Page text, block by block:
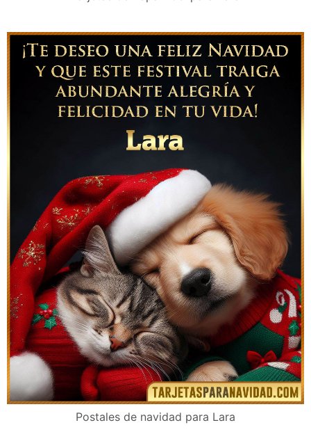
Postales de navidad para Lara